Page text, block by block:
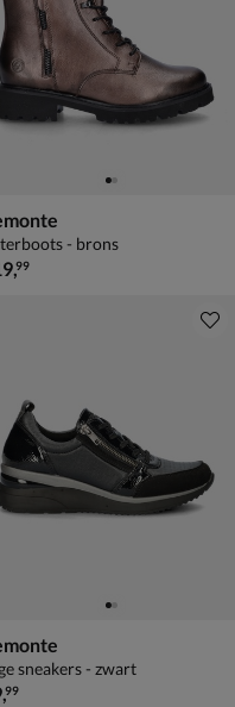
- brons
,99
sneakers - zwart
,99